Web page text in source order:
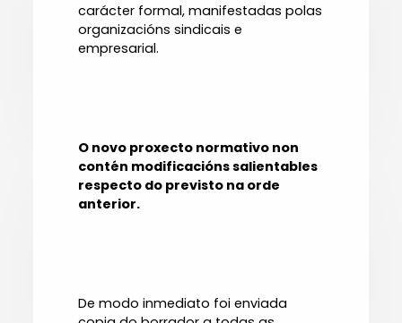
carácter formal, manifestadas polas
organizacións sindicais e
empresarial.
O novo proxecto normativo non
contén modificacións salientables
respecto do previsto na orde
anterior.
De modo inmediato foi enviada